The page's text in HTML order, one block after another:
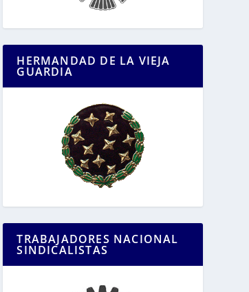
HERMANDAD DE LA VIEJA
GUARDIA
TRABAJADORES NACIONAL
SINDICALISTAS